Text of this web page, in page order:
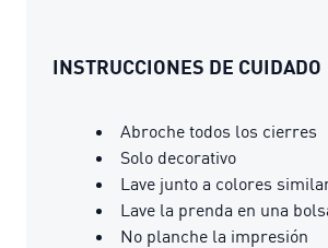
INSTRUCCIONES DE CUIDADO
Abroche todos los cierres
Solo decorativo
Lave junto a colores
Lave la prenda en una
No planche la impresión